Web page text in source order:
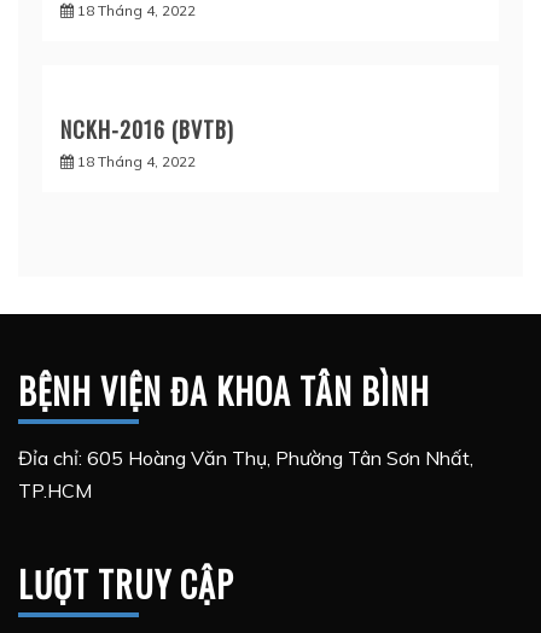
18 Tháng 4, 2022
NCKH-2016 (BVTB)
18 Tháng 4, 2022
BỆNH VIỆN ĐA KHOA TÂN BÌNH
Đỉa chỉ: 605 Hoàng Văn Thụ, Phường Tân Sơn Nhất,
TP.HCM
LƯỢT TRUY CẬP